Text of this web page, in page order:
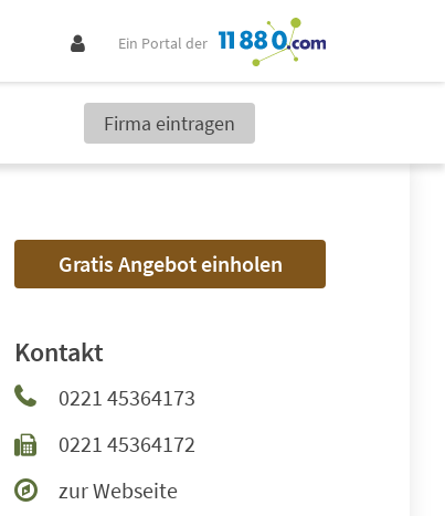
Ein Portal der
Firma eintragen
Gratis Angebot einholen
Kontakt
0221 45364173
0221 45364172
zur Webseite